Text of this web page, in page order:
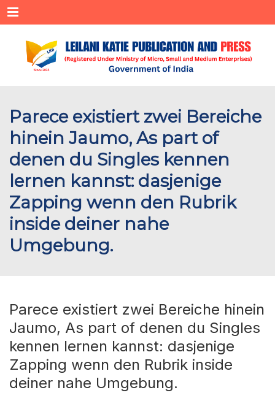
Menu
Parece existiert zwei Bereiche
hinein Jaumo, As part of
denen du Singles kennen
lernen kannst: dasjenige
Zapping wenn den Rubrik
inside deiner nahe
Umgebung.
Parece existiert zwei Bereiche hinein
Jaumo, As part of denen du Singles
kennen lernen kannst: dasjenige
Zapping wenn den Rubrik inside
deiner nahe Umgebung.